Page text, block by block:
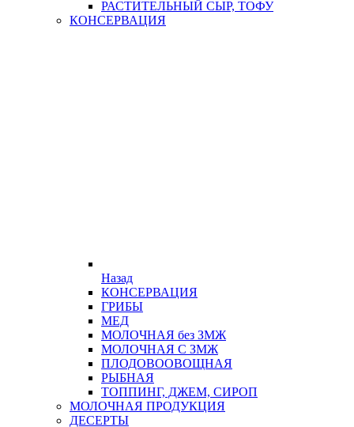
РАСТИТЕЛЬНЫЙ СЫР, ТОФУ
КОНСЕРВАЦИЯ
Назад
КОНСЕРВАЦИЯ
ГРИБЫ
МЕД
МОЛОЧНАЯ без ЗМЖ
МОЛОЧНАЯ С ЗМЖ
ПЛОДОВООВОЩНАЯ
РЫБНАЯ
ТОППИНГ, ДЖЕМ, СИРОП
МОЛОЧНАЯ ПРОДУКЦИЯ
ДЕСЕРТЫ